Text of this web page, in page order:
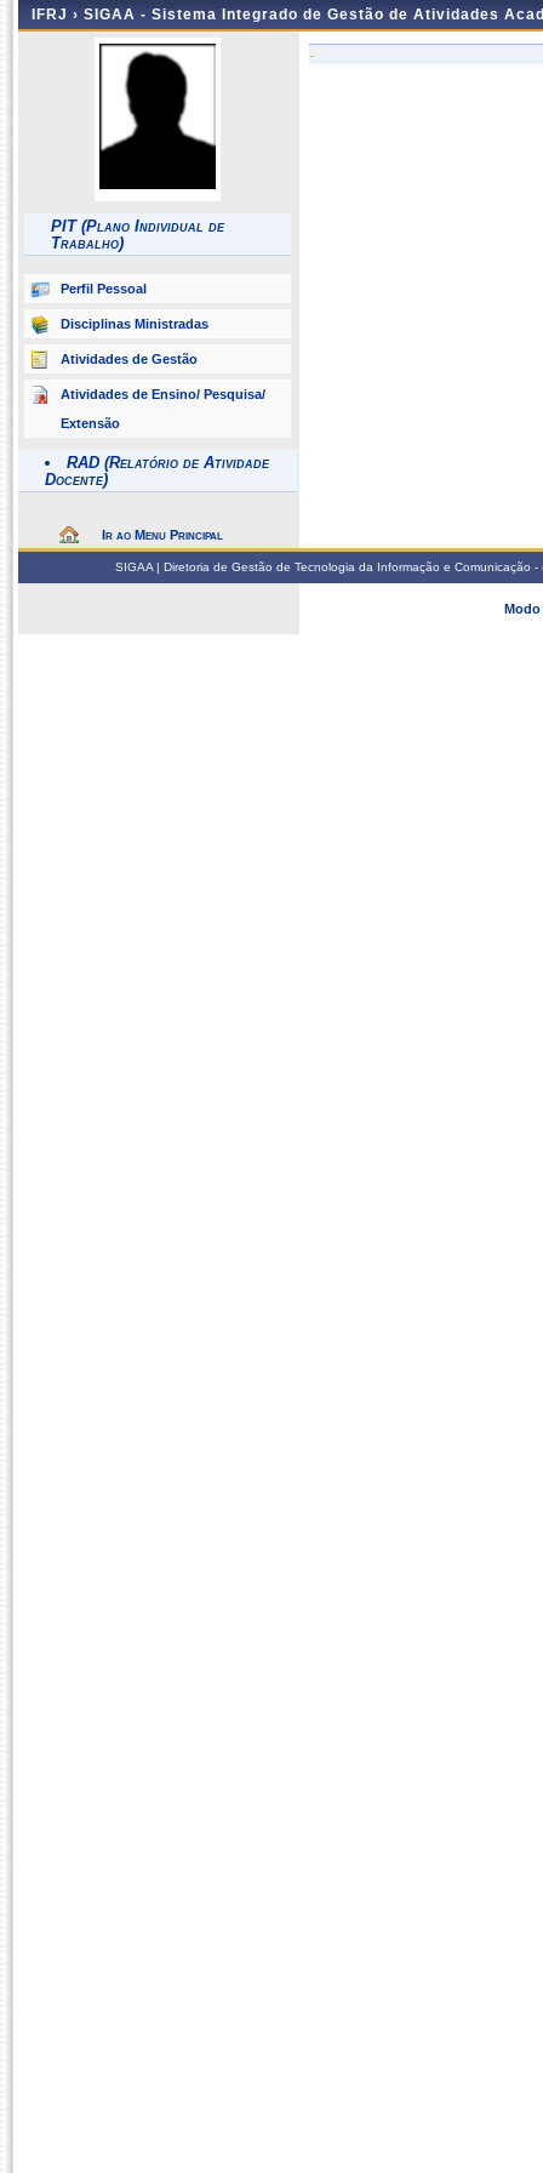
IFRJ › SIGAA - Sistema Integrado de Gestão de Atividades
PIT (Plano Individual de
Trabalho)
Perfil Pessoal
Disciplinas Ministradas
Atividades de Gestão
Atividades de Ensino/ Pesquisa/
Extensão
RAD (Relatório de Atividade
Docente)
Ir ao Menu Principal
-
SIGAA | Diretoria de Gestão de Tecnologia da Informação e
Modo